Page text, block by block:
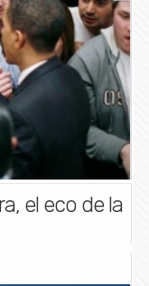
el eco de la